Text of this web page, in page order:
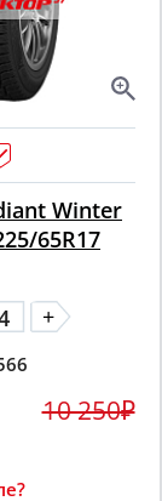
Winter
65R17
+
10 250₽